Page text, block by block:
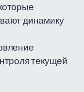
динамику
текущей